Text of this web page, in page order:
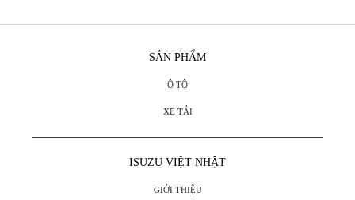
SẢN PHẨM
Ô TÔ
XE TẢI
ISUZU VIỆT NHẬT
GIỚI THIỆU